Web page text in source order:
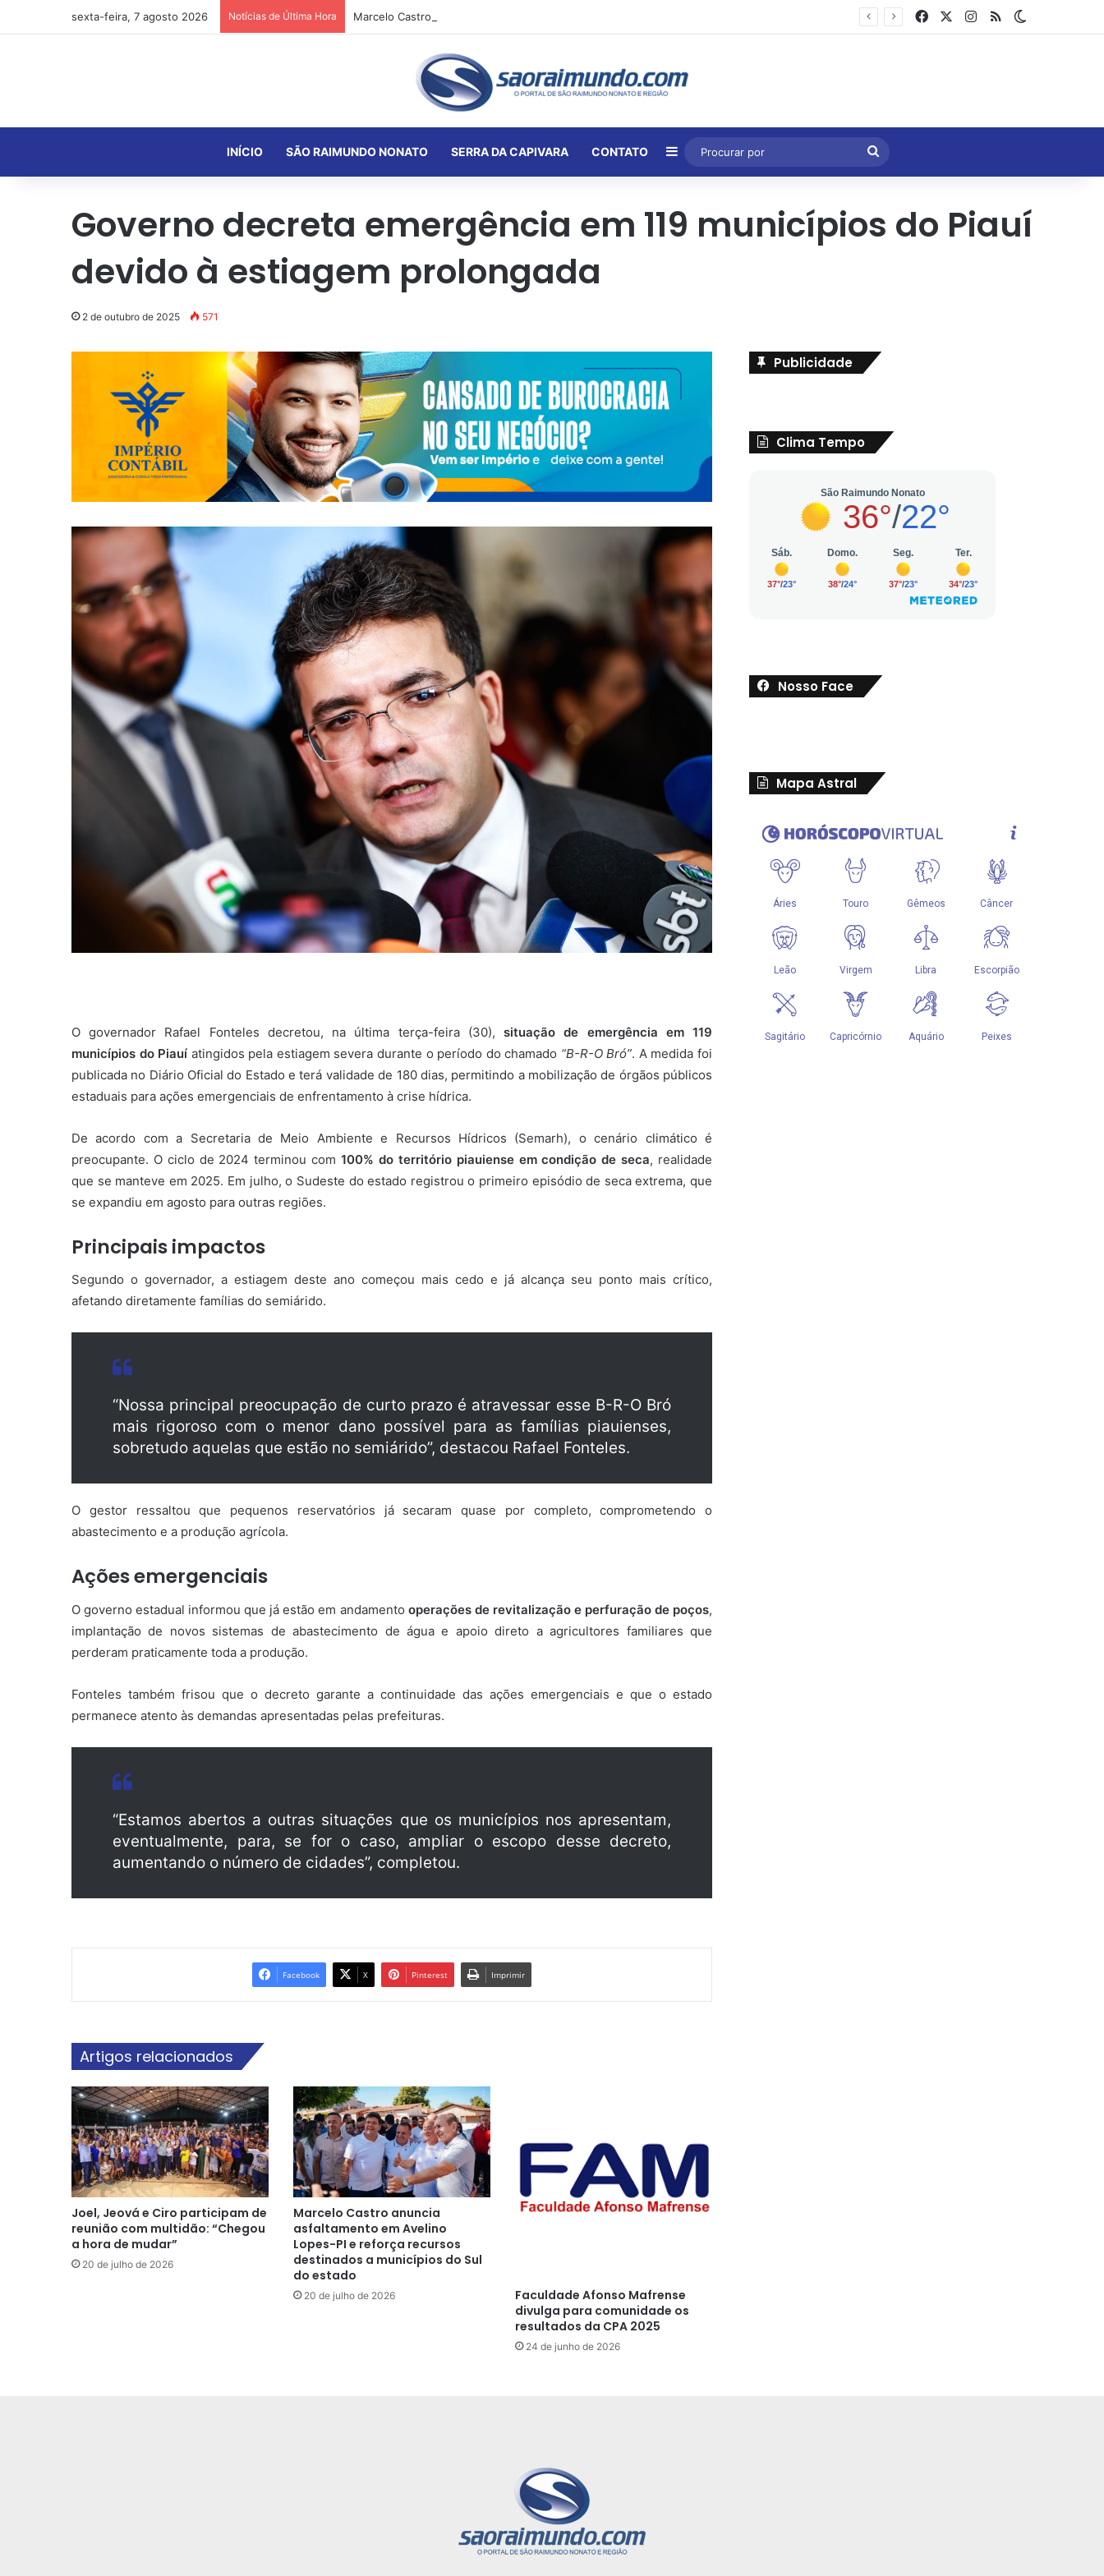
sexta-feira, 7 agosto 2026 Notícias de Última Hora FacebookInstagram
RSS
INÍCIO SÃO RAIMUNDO NONATO SERRA DA CAPIVARA CONTATO Barra Lateral
Procurar
por
Governo decreta emergência em 119 municípios do Piauí
devido à estiagem prolongada
2 de outubro de 2025 571
O governador Rafael Fonteles decretou, na última terça-feira (30),situação de emergência em 119
municípios do Piauí atingidos pela estiagem severa durante o período do chamado “B-R-O Bró”. A medida foi
publicada no Diário Oficial do Estado e terá validade de 180 dias, permitindo a mobilização de órgãos públicos
estaduais para ações emergenciais de enfrentamento à crise hídrica.
De acordo com a Secretaria de Meio Ambiente e Recursos Hídricos (Semarh), o cenário climático é
preocupante. O ciclo de 2024 terminou com100% do território piauiense em condição de seca, realidade
que se manteve em 2025. Em julho, o Sudeste do estado registrou o primeiro episódio de seca extrema, que
se expandiu em agosto para outras regiões.
Principais impactos
Segundo o governador, a estiagem deste ano começou mais cedo e já alcança seu ponto mais crítico,
afetando diretamente famílias do semiárido.
“Nossa principal preocupação de curto prazo é atravessar esse B-R-O Bró
mais rigoroso com o menor dano possível para as famílias piauienses,
sobretudo aquelas que estão no semiárido”, destacou Rafael Fonteles.
O gestor ressaltou que pequenos reservatórios já secaram quase por completo, comprometendo o
abastecimento e a produção agrícola.
Ações emergenciais
O governo estadual informou que já estão em andamento operações de revitalização e perfuração de poços,
implantação de novos sistemas de abastecimento de água e apoio direto a agricultores familiares que
perderam praticamente toda a produção.
Fonteles também frisou que o decreto garante a continuidade das ações emergenciais e que o estado
permanece atento às demandas apresentadas pelas prefeituras.
“Estamos abertos a outras situações que os municípios nos apresentam,
eventualmente, para, se for o caso, ampliar o escopo desse decreto,
aumentando o número de cidades”, completou.
Facebook X Pinterest Imprimir
Artigos relacionados
Joel, Jeová e Ciro participam de
reunião com multidão: “Chegou
a hora de mudar”
20 de julho de 2026
Marcelo Castro anuncia
asfaltamento em Avelino
Lopes-PI e reforça recursos
destinados a municípios do Sul
do estado
20 de julho de 2026
Faculdade Afonso Mafrense
divulga para comunidade os
resultados da CPA 2025
24 de junho de 2026
Publicidade
Clima Tempo
Nosso Face
Mapa Astral